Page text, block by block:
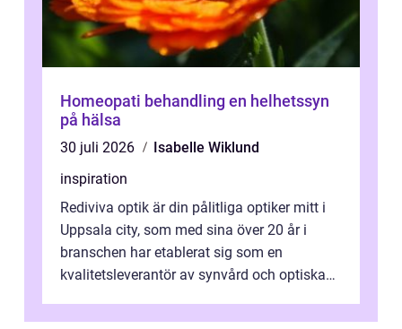
Homeopati behandling en helhetssyn
på hälsa
30 juli 2026
Isabelle Wiklund
inspiration
Rediviva optik är din pålitliga optiker mitt i
Uppsala city, som med sina över 20 år i
branschen har etablerat sig som en
kvalitetsleverantör av synvård och optiska